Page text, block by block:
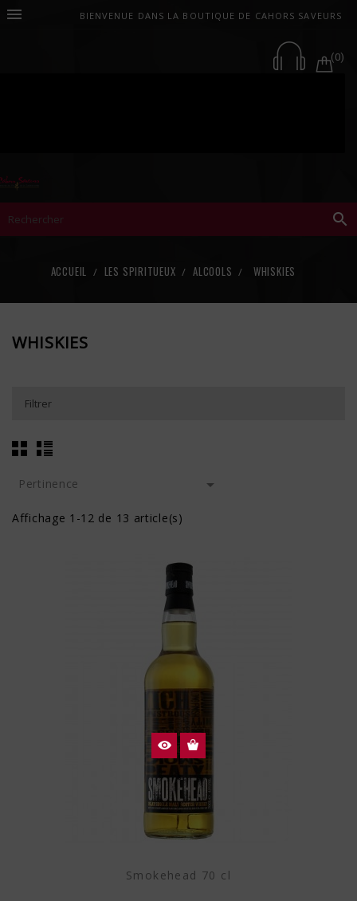
 BIENVENUE DANS LA BOUTIQUE DE CAHORS SAVEURS
(0)

ACCUEIL LES SPIRITUEUX ALCOOLS WHISKIES
WHISKIES
Filtrer
Pertinence 
Affichage 1-12 de 13 article(s)
Smokehead 70 cl